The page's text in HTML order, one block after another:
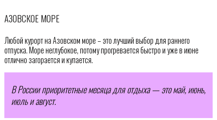
АЗОВСКОЕ МОРЕ
Любой курорт на Азовском море – это лучший выбор для раннего
отпуска. Море неглубокое, потому прогревается быстро и уже в июне
отлично загорается и купается.
В России приоритетные месяца для отдыха — это май, июнь,
июль и август.